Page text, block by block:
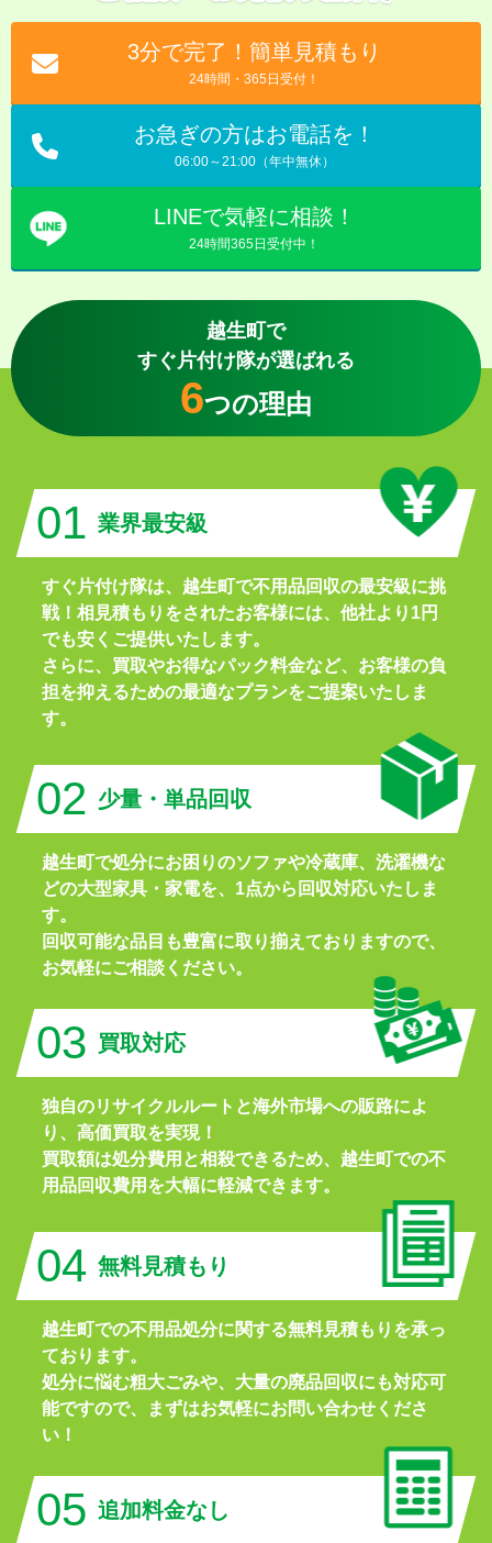
3分で完了！簡単見積もり
24時間・365日受付！
お急ぎの方はお電話を！
06:00～21:00（年中無休）
LINEで気軽に相談！
24時間365日受付中！
越生町で
すぐ片付け隊が選ばれる
6つの理由
01 業界最安級
すぐ片付け隊は、越生町で不用品回収の最安級に挑
戦！相見積もりをされたお客様には、他社より1円
でも安くご提供いたします。
さらに、買取やお得なパック料金など、お客様の負
担を抑えるための最適なプランをご提案いたしま
す。
02 少量・単品回収
越生町で処分にお困りのソファや冷蔵庫、洗濯機な
どの大型家具・家電を、1点から回収対応いたしま
す。
回収可能な品目も豊富に取り揃えておりますので、
お気軽にご相談ください。
03 買取対応
独自のリサイクルルートと海外市場への販路によ
り、高価買取を実現！
買取額は処分費用と相殺できるため、越生町での不
用品回収費用を大幅に軽減できます。
04 無料見積もり
越生町での不用品処分に関する無料見積もりを承っ
ております。
処分に悩む粗大ごみや、大量の廃品回収にも対応可
能ですので、まずはお気軽にお問い合わせくださ
い！
05 追加料金なし